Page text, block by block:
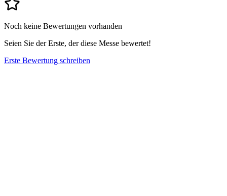
Noch keine Bewertungen vorhanden
Seien Sie der Erste, der diese Messe bewertet!
Erste Bewertung schreiben